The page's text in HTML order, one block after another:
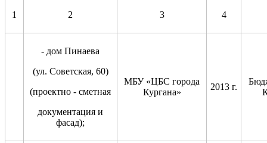
1 2 3 4
- дом Пинаева
(ул. Советская, 60)
(проектно - сметная
документация и
фасад);
МБУ «ЦБС города
Кургана»
2013 г.